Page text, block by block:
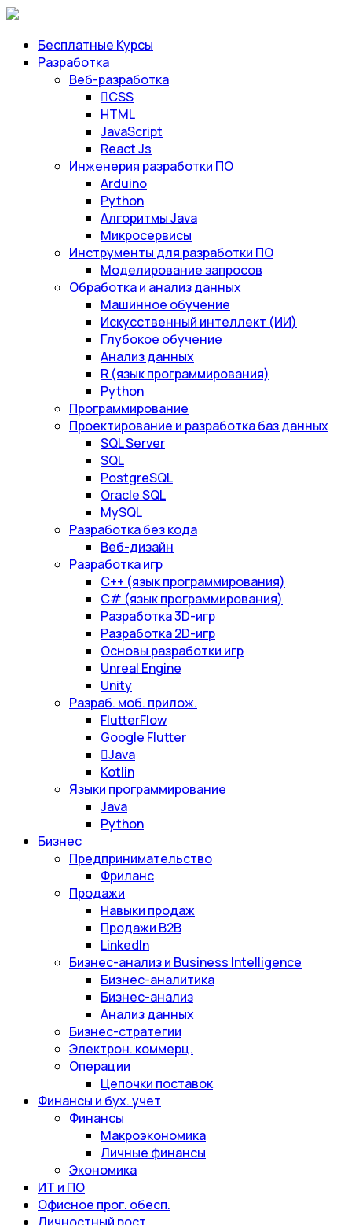
Бесплатные Курсы
Разработка
Веб-разработка
CSS
HTML
JavaScript
React Js
Инженерия разработки ПО
Arduino
Python
Алгоритмы Java
Микросервисы
Инструменты для разработки ПО
Моделирование запросов
Обработка и анализ данных
Машинное обучение
Искусственный интеллект (ИИ)
Глубокое обучение
Анализ данных
R (язык программирования)
Python
Программирование
Проектирование и разработка баз данных
SQL Server
SQL
PostgreSQL
Oracle SQL
MySQL
Разработка без кода
Веб-дизайн
Разработка игр
С++ (язык программирования)
С# (язык программирования)
Разработка 3D-игр
Разработка 2D-игр
Основы разработки игр
Unreal Engine
Unity
Разраб. моб. прилож.
FlutterFlow
Google Flutter
Java
Kotlin
Языки программирование
Java
Python
Бизнес
Предпринимательство
Фриланс
Продажи
Навыки продаж
Продажи B2B
LinkedIn
Бизнес-анализ и Business Intelligence
Бизнес-аналитика
Бизнес-анализ
Анализ данных
Бизнес-стратегии
Электрон. коммерц.
Операции
Цепочки поставок
Финансы и бух. учет
Финансы
Макроэкономика
Личные финансы
Экономика
ИТ и ПО
Офисное прог. обесп.